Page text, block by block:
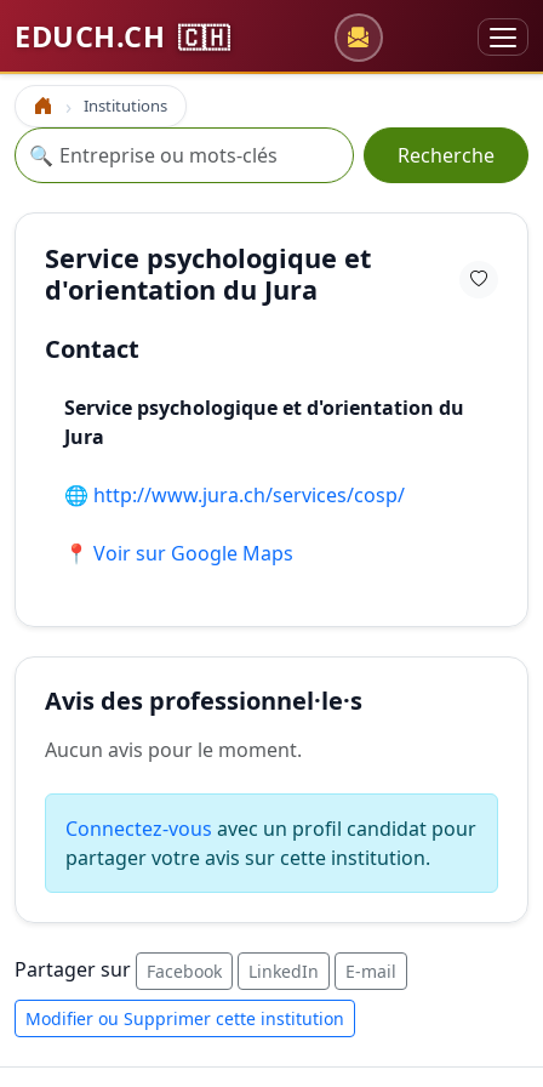
EDUCH.CH 🇨🇭
Accueil Institutions
Recherche
🔍 Recherche
Service psychologique et
d'orientation du Jura
Contact
Service psychologique et d'orientation du
Jura
🌐 http://www.jura.ch/services/cosp/
📍 Voir sur Google Maps
Avis des professionnel·le·s
Aucun avis pour le moment.
Connectez-vous avec un profil candidat pour
partager votre avis sur cette institution.
Partager sur Facebook LinkedIn E-mail
Modifier ou Supprimer cette institution